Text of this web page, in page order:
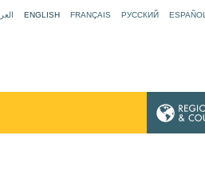
ENGLISH FRANÇAIS РУССКИЙ ESPAÑOL